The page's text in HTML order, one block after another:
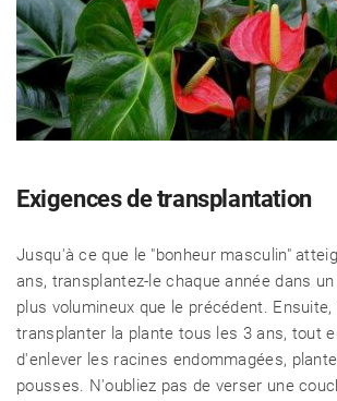
Exigences de transplantation
Jusqu'à ce que le "bonheur masculin"
ans, transplantez-le chaque année dans
plus volumineux que le précédent. Ensuite,
transplanter la plante tous les 3 ans, tout
d'enlever les racines endommagées,
pousses. N'oubliez pas de verser une
CÉLÉBRITÉS
LA BEAUTÉ